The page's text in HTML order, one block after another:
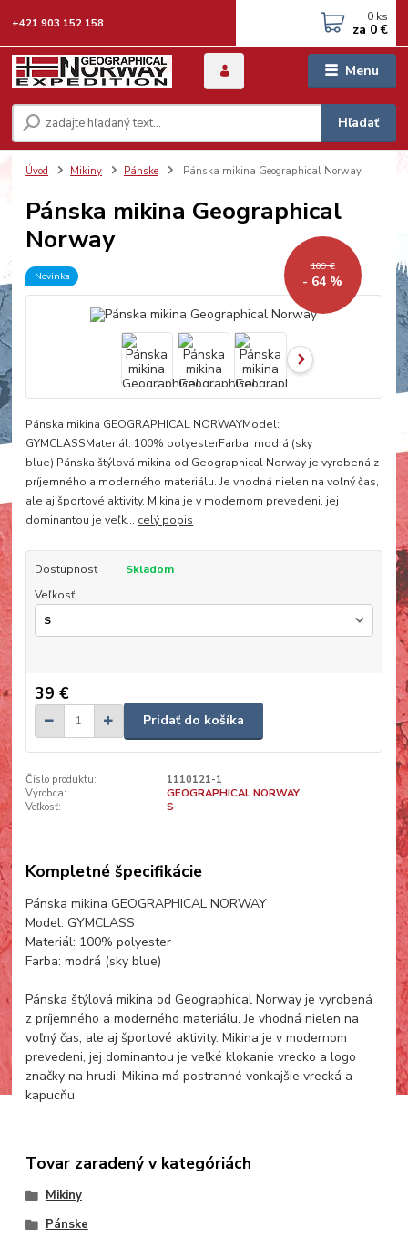
Menu
Hľadať
+421 903 152 158 0 ks
za 0 €
Úvod Mikiny Pánske Pánska mikina Geographical Norway
Pánska mikina Geographical
Norway
Novinka
109 €
- 64 %
Pánska mikina GEOGRAPHICAL NORWAYModel:
GYMCLASSMateriál: 100% polyesterFarba: modrá (sky
blue) Pánska štýlová mikina od Geographical Norway je vyrobená z
príjemného a moderného materiálu. Je vhodná nielen na voľný čas,
ale aj športové aktivity. Mikina je v modernom prevedeni, jej
dominantou je veľk... celý popis
Dostupnosť
Skladom
Veľkosť
39 €
Pridať do košíka
Číslo produktu:
1110121-1
Výrobca:
GEOGRAPHICAL NORWAY
Veľkosť:
S
Kompletné špecifikácie
Pánska mikina GEOGRAPHICAL NORWAY
Model: GYMCLASS
Materiál: 100% polyester
Farba: modrá (sky blue)
Pánska štýlová mikina od Geographical Norway je vyrobená
z príjemného a moderného materiálu. Je vhodná nielen na
voľný čas, ale aj športové aktivity. Mikina je v modernom
prevedeni, jej dominantou je veľké klokanie vrecko a logo
značky na hrudi. Mikina má postranné vonkajšie vrecká a
kapucňu.
Tovar zaradený v kategóriách
Mikiny
Pánske